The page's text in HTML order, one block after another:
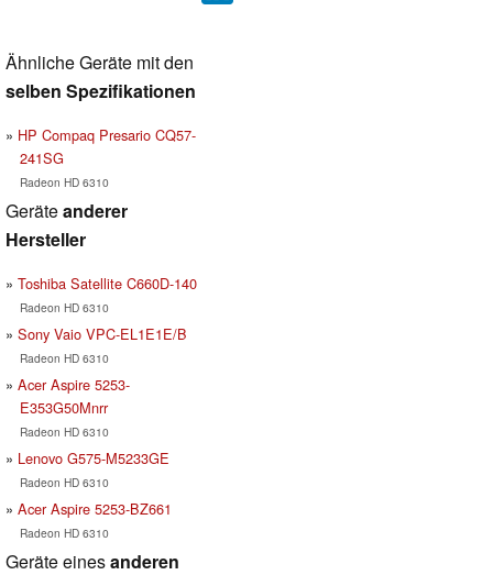
Ähnliche Geräte mit den
selben Spezifikationen
HP Compaq Presario CQ57-
241SG
Radeon HD 6310
Geräteanderer
Hersteller
Toshiba Satellite C660D-140
Radeon HD 6310
Sony Vaio VPC-EL1E1E/B
Radeon HD 6310
Acer Aspire 5253-
E353G50Mnrr
Radeon HD 6310
Lenovo G575-M5233GE
Radeon HD 6310
Acer Aspire 5253-BZ661
Radeon HD 6310
Geräte einesanderen